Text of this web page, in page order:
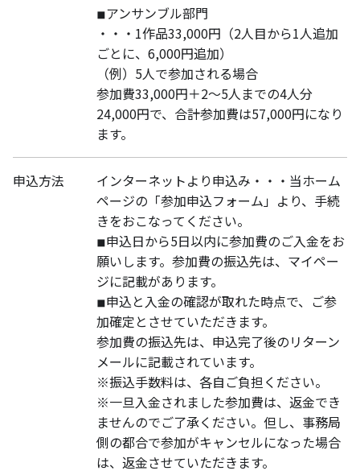
◾︎アンサンブル部門
・・・1作品33,000円（2人目から1人追加
ごとに、6,000円追加）
（例）5人で参加される場合
参加費33,000円＋2〜5人までの4人分
24,000円で、合計参加費は57,000円になり
ます。
申込方法
インターネットより申込み・・・当ホーム
ページの「参加申込フォーム」より、手続
きをおこなってください。
◾︎申込日から5日以内に参加費のご入金をお
願いします。参加費の振込先は、マイペー
ジに記載があります。
◾︎申込と入金の確認が取れた時点で、ご参
加確定とさせていただきます。
参加費の振込先は、申込完了後のリターン
メールに記載されています。
※振込手数料は、各自ご負担ください。
※一旦入金されました参加費は、返金でき
ませんのでご了承ください。但し、事務局
側の都合で参加がキャンセルになった場合
は、返金させていただきます。